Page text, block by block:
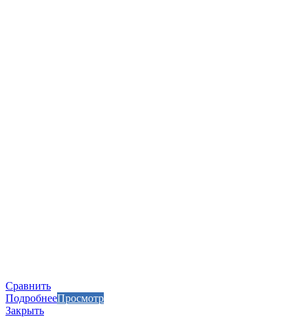
Сравнить
ПодробнееПросмотр
Закрыть